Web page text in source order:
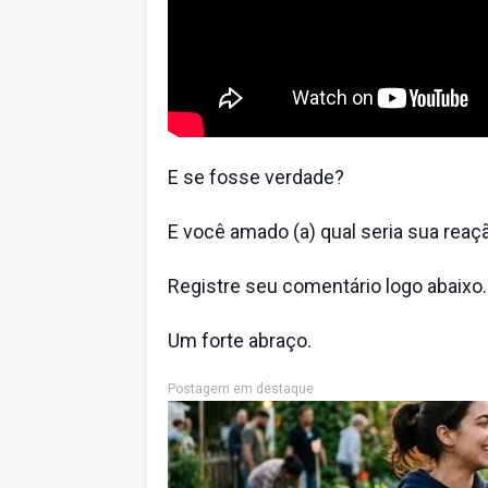
E se fosse verdade?
E você amado (a) qual seria sua
Registre seu comentário logo abaixo.
Um forte abraço.
Postagem em destaque